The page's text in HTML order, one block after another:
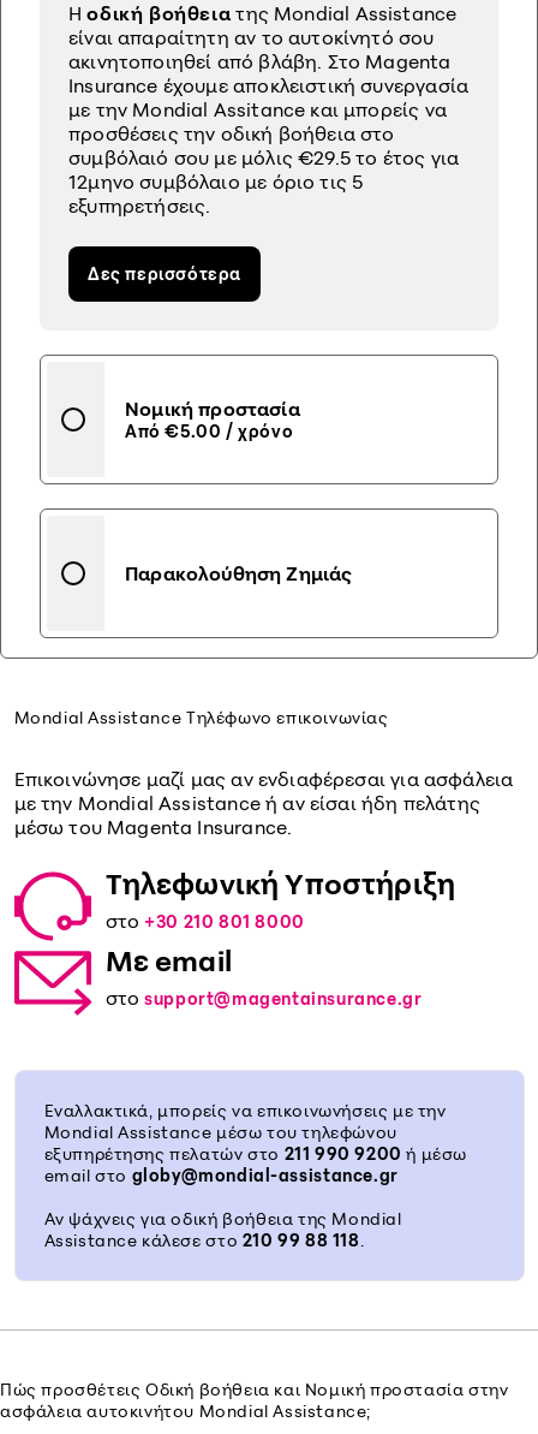
Hοδική βοήθειατης Mondial Assistance
είναι απαραίτητη αν το αυτοκίνητό σου
ακινητοποιηθεί από βλάβη. Στο Magenta
Insurance έχουμε αποκλειστική συνεργασία
με την Mondial Assitance και μπορείς να
προσθέσεις την οδική βοήθεια στο
συμβόλαιό σου με μόλις €29.5 το έτος για
12μηνο συμβόλαιο με όριο τις 5
εξυπηρετήσεις.
Δες περισσότερα
Νομική προστασία
Από €5.00 / χρόνο
Παρακολούθηση Ζημιάς
Mondial Assistance Τηλέφωνο επικοινωνίας
Επικοινώνησε μαζί μας αν ενδιαφέρεσαι για ασφάλεια
με την Mondial Assistance ή αν είσαι ήδη πελάτης
μέσω του Magenta Insurance.
Τηλεφωνική Υποστήριξη
στο +30 210 801 8000
Με email
στοsupport@magentainsurance.gr
Εναλλακτικά, μπορείς να επικοινωνήσεις με την
Mondial Assistance μέσω του τηλεφώνου
εξυπηρέτησης πελατών στο 211 990 9200 ή μέσω
email στο globy@mondial-assistance.gr
Αν ψάχνεις για οδική βοήθεια της Mondial
Assistance κάλεσε στο 210 99 88 118.
Πώς προσθέτεις Οδική βοήθεια και Νομική προστασία στην
ασφάλεια αυτοκινήτου Mondial Assistance;